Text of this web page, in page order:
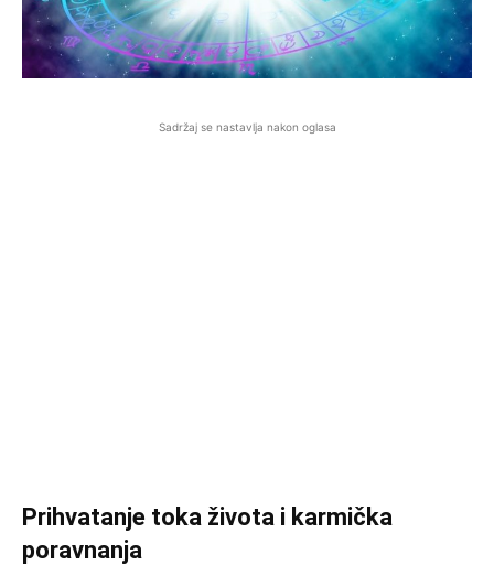
Sadržaj se nastavlja nakon oglasa
Prihvatanje toka života i karmička
poravnanja